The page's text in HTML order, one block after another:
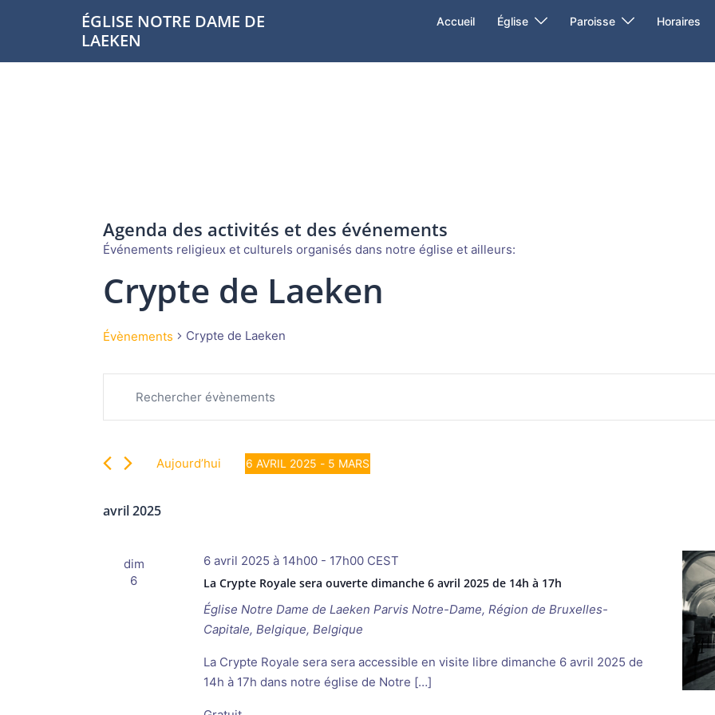
ÉGLISE NOTRE DAME DE
LAEKEN
Accueil Église Paroisse Horaires
Agenda des activités et des événements
Événements religieux et culturels organisés dans notre église et ailleurs:
Crypte de Laeken
Évènements Crypte de Laeken
Évènements
Recherche
navigation
vues
Évènements
mot-
Aujourd’hui 6 AVRIL 2025 - 5 MARS
avril 2025
dim
6
La Crypte Royale sera ouverte dimanche 6 avril 2025 de 14h à 17h
6 avril 2025 à 14h00- 17h00 CEST
Église Notre Dame de Laeken Parvis Notre-Dame, Région de Bruxelles-
Capitale, Belgique, Belgique
La Crypte Royale sera sera accessible en visite libre dimanche 6 avril 2025 de
14h à 17h dans notre église de Notre […]